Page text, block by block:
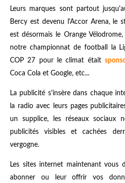
Leurs marques sont partout
Bercy est devenu l'Accor Arena, le
est désormais le Orange
notre championnat de football la
COP 27 pour le climat était
Coca Cola et Google, etc...
La publicité s'insère dans chaque
la radio avec leurs pages
un supplice, les réseaux sociaux
publicités visibles et cachées
vergogne.
Les sites internet maintenant vous
abonner ou leur offrir vos